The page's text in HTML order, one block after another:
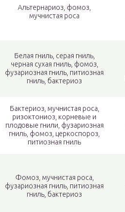
Альтернариоз, фомоз,
мучнистая роса
Белая гниль, серая гниль,
черная сухая гниль, фомоз,
фузариозная гниль, питиозная
гниль, бактериоз
Бактериоз, мучнистая роса,
ризоктониоз, корневые и
плодовые гнили, фузариозная
гниль, фомоз, церкоспороз,
питиозная гниль
Фомоз, мучнистая роса,
фузариозная гниль, питиозная
гниль, бактериоз